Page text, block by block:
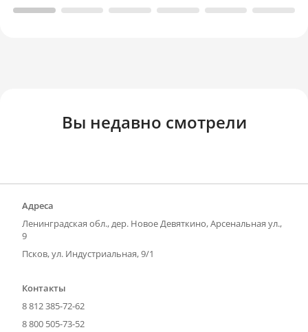
Вы недавно смотрели
Адреса
Ленинградская обл., дер. Новое Девяткино, Арсенальная ул.,
9
Псков, ул. Индустриальная, 9/1
Контакты
8 812 385-72-62
8 800 505-73-52